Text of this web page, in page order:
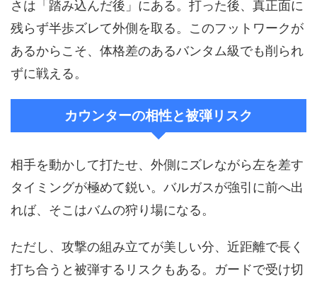
さは「踏み込んだ後」にある。打った後、真正面に
残らず半歩ズレて外側を取る。このフットワークが
あるからこそ、体格差のあるバンタム級でも削られ
ずに戦える。
カウンターの相性と被弾リスク
相手を動かして打たせ、外側にズレながら左を差す
タイミングが極めて鋭い。バルガスが強引に前へ出
れば、そこはバムの狩り場になる。
ただし、攻撃の組み立てが美しい分、近距離で長く
打ち合うと被弾するリスクもある。ガードで受け切